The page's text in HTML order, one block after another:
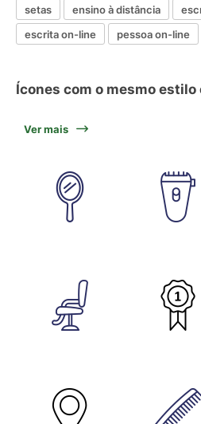
setas ensino à distância
escrita on-line
pessoa on-line
Ícones com o mesmo estilo
Ver mais